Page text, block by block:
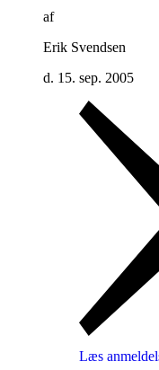
af
Erik Svendsen
d. 15. sep. 2005
Læs